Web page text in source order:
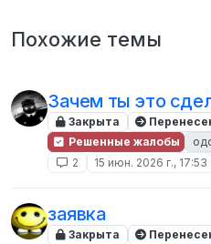
Похожие темы
Зачем ты это
Закрыта
Решенные жалобы
2
15 июн. 2026 г., 17:53
заявка
Закрыта